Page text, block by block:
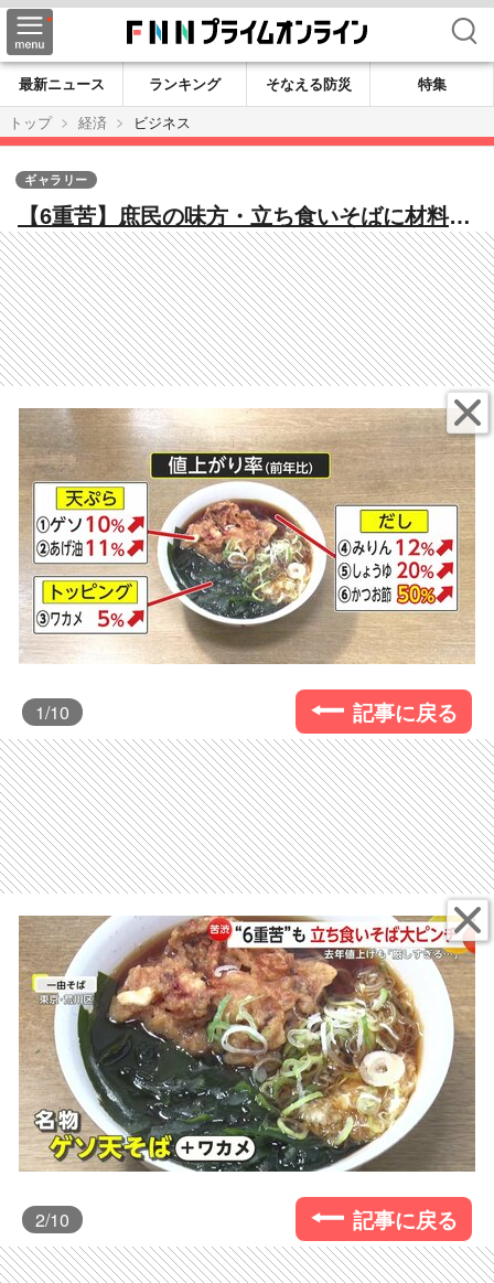
検索
最新ニュース ランキング そなえる防災
特集
トップ
経済 ビジネス
【6重苦】庶民の味方・立ち食いそばに材料費
高騰の波 前年比しょうゆ20%かつお節は
50%も上昇…去年値上げも再度ピンチ
ギャラリー
1/10 記事に戻る
2/10 記事に戻る